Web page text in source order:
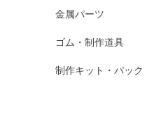
金属パーツ
ゴム・制作道具
制作キット・パック